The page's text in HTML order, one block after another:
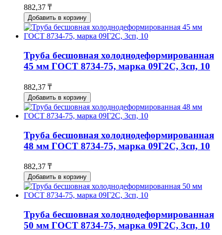
882,37 ₸
Добавить в корзину
Труба бесшовная холоднодеформированная
45 мм ГОСТ 8734-75, марка 09Г2С, 3сп, 10
882,37 ₸
Добавить в корзину
Труба бесшовная холоднодеформированная
48 мм ГОСТ 8734-75, марка 09Г2С, 3сп, 10
882,37 ₸
Добавить в корзину
Труба бесшовная холоднодеформированная
50 мм ГОСТ 8734-75, марка 09Г2С, 3сп, 10